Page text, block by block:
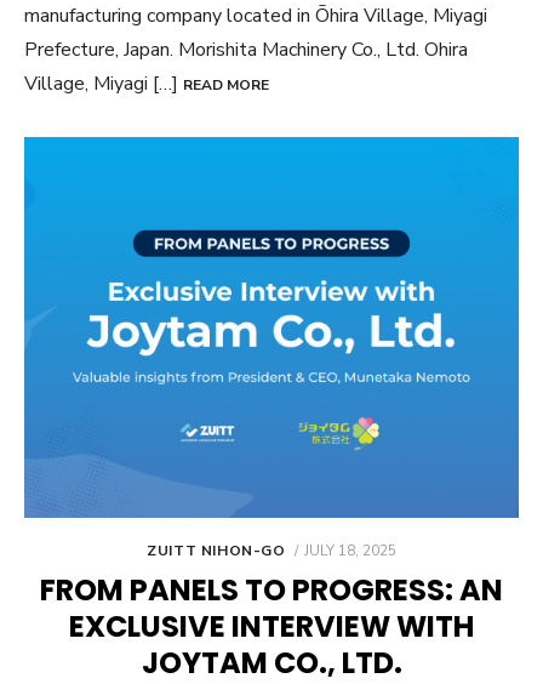
manufacturing company located in Ōhira Village, Miyagi
Prefecture, Japan. Morishita Machinery Co., Ltd. Ohira
Village, Miyagi […] READ MORE
ZUITT NIHON-GO
POSTED
JULY 18, 2025
FROM PANELS TO PROGRESS: AN
EXCLUSIVE INTERVIEW WITH
JOYTAM CO., LTD.